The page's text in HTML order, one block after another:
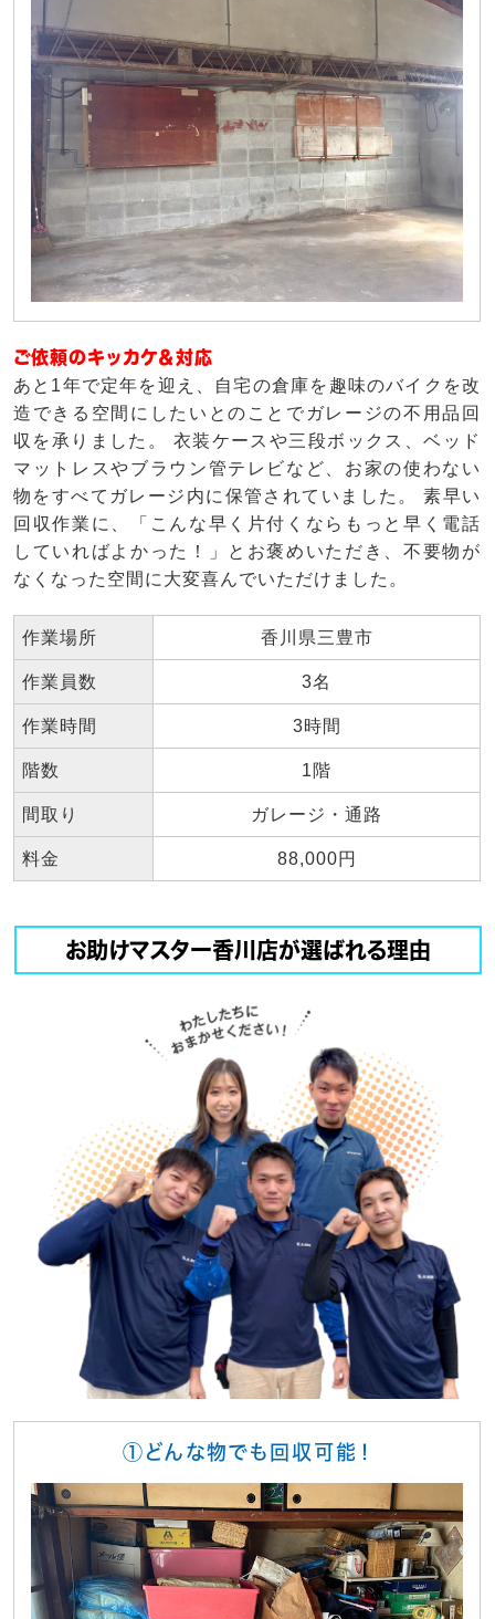
ご依頼のキッカケ＆対応
あと1年で定年を迎え、自宅の倉庫を趣味のバイクを改
造できる空間にしたいとのことでガレージの不用品回
収を承りました。 衣装ケースや三段ボックス、ベッド
マットレスやブラウン管テレビなど、お家の使わない
物をすべてガレージ内に保管されていました。 素早い
回収作業に、「こんな早く片付くならもっと早く電話
していればよかった！」とお褒めいただき、不要物が
なくなった空間に大変喜んでいただけました。
作業場所 香川県三豊市
作業員数 3名
作業時間 3時間
階数 1階
間取り ガレージ・通路
料金 88,000円
お助けマスター香川店が選ばれる理由
①どんな物でも回収可能！